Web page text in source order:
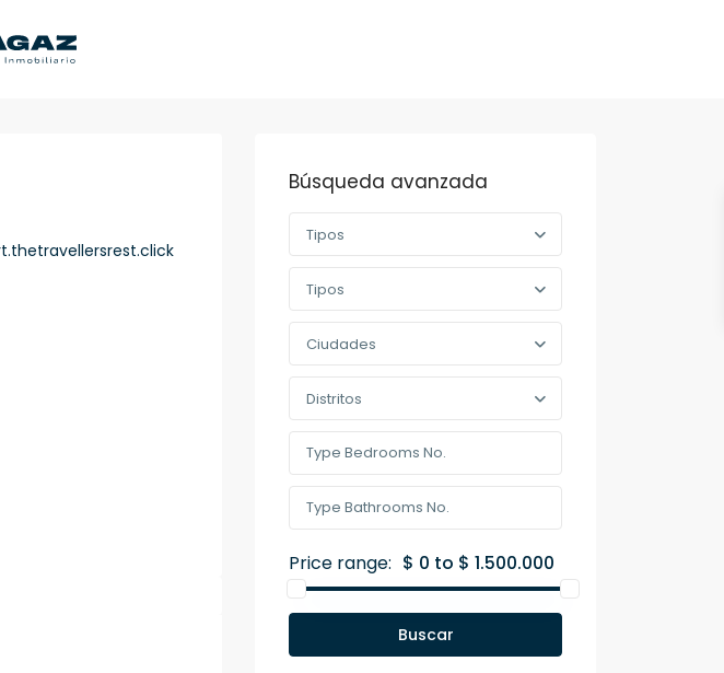
Búsqueda avanzada
Tipos
Tipos
Ciudades
Distritos
Price range: $ 0 to $ 1.500.000
Buscar